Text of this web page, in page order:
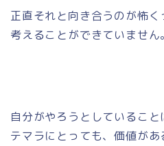
正直それと向き合うのが怖
考えることができていません。
自分がやろうとしているこ
テマラにとっても、価値が